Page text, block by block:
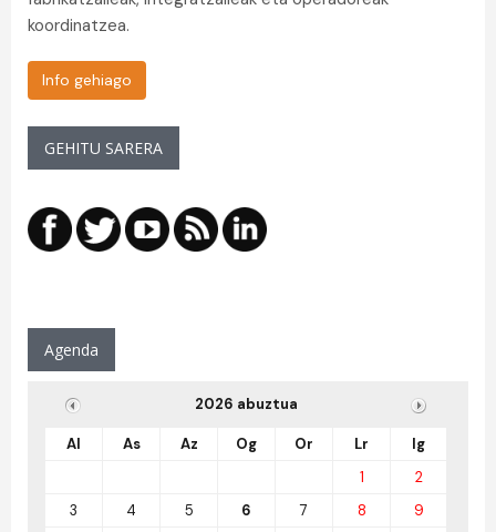
koordinatzea.
Info gehiago
GEHITU SARERA
Agenda
2026 abuztua
Al As Az Og Or Lr
Ig
1
2
3
4 5 6 7 8
9